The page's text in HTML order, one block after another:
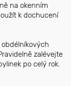
na okenním
k dochucení
zalévejte
po celý rok.